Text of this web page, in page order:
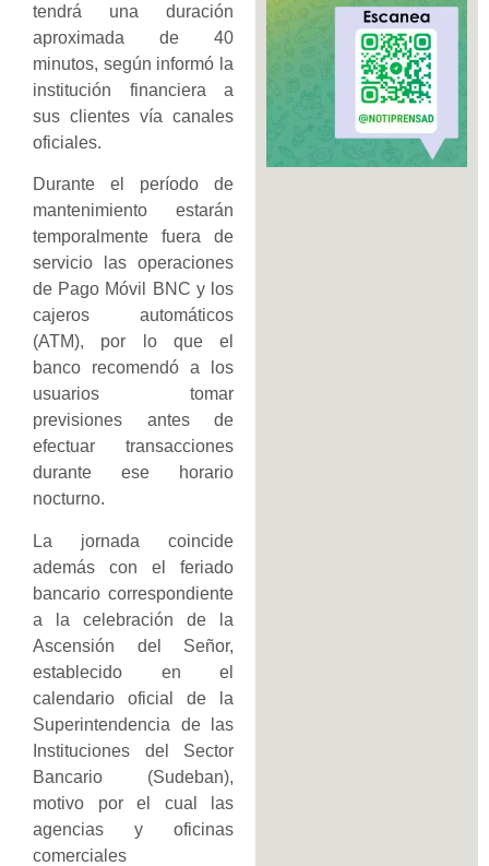
tendrá una duración
aproximada de 40
minutos, según informó la
institución financiera a
sus clientes vía canales
oficiales.
Durante el período de
mantenimiento estarán
temporalmente fuera de
servicio las operaciones
de Pago Móvil BNC y los
cajeros automáticos
(ATM), por lo que el
banco recomendó a los
usuarios tomar
previsiones antes de
efectuar transacciones
durante ese horario
nocturno.
La jornada coincide
además con el feriado
bancario correspondiente
a la celebración de la
Ascensión del Señor,
establecido en el
calendario oficial de la
Superintendencia de las
Instituciones del Sector
Bancario (Sudeban),
motivo por el cual las
agencias y oficinas
comerciales